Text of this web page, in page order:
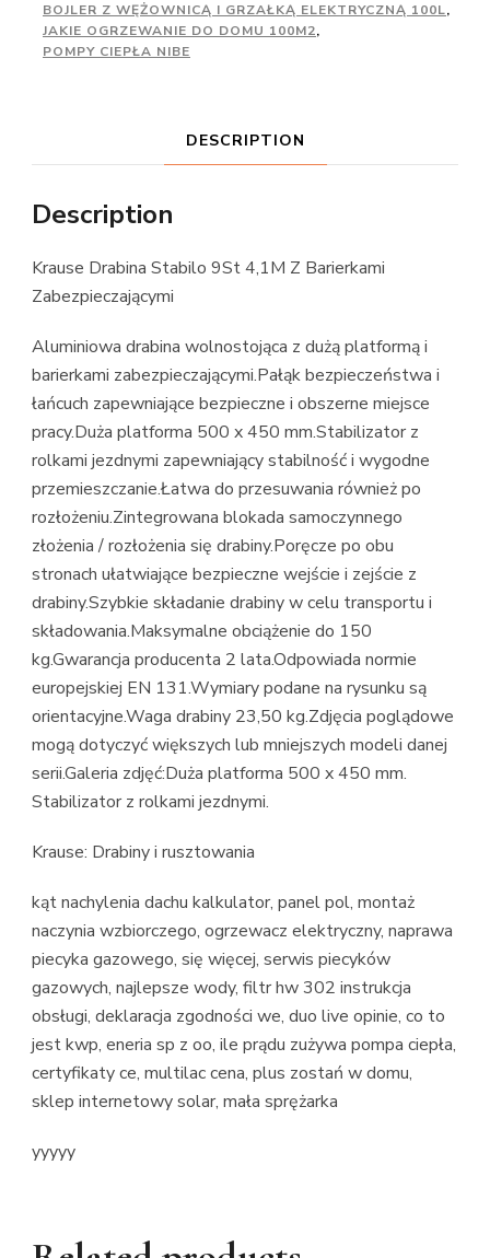
BOJLER Z WĘŻOWNICĄ I GRZAŁKĄ ELEKTRYCZNĄ 100L,
JAKIE OGRZEWANIE DO DOMU 100M2,
POMPY CIEPŁA NIBE
DESCRIPTION
Description
Krause Drabina Stabilo 9St 4,1M Z Barierkami
Zabezpieczającymi
Aluminiowa drabina wolnostojąca z dużą platformą i
barierkami zabezpieczającymi.Pałąk bezpieczeństwa i
łańcuch zapewniające bezpieczne i obszerne miejsce
pracy.Duża platforma 500 x 450 mm.Stabilizator z
rolkami jezdnymi zapewniający stabilność i wygodne
przemieszczanie.Łatwa do przesuwania również po
rozłożeniu.Zintegrowana blokada samoczynnego
złożenia / rozłożenia się drabiny.Poręcze po obu
stronach ułatwiające bezpieczne wejście i zejście z
drabiny.Szybkie składanie drabiny w celu transportu i
składowania.Maksymalne obciążenie do 150
kg.Gwarancja producenta 2 lata.Odpowiada normie
europejskiej EN 131.Wymiary podane na rysunku są
orientacyjne.Waga drabiny 23,50 kg.Zdjęcia poglądowe
mogą dotyczyć większych lub mniejszych modeli danej
serii.Galeria zdjęć:Duża platforma 500 x 450 mm.
Stabilizator z rolkami jezdnymi.
Krause: Drabiny i rusztowania
kąt nachylenia dachu kalkulator, panel pol, montaż
naczynia wzbiorczego, ogrzewacz elektryczny, naprawa
piecyka gazowego, się więcej, serwis piecyków
gazowych, najlepsze wody, filtr hw 302 instrukcja
obsługi, deklaracja zgodności we, duo live opinie, co to
jest kwp, eneria sp z oo, ile prądu zużywa pompa ciepła,
certyfikaty ce, multilac cena, plus zostań w domu,
sklep internetowy solar, mała sprężarka
yyyyy